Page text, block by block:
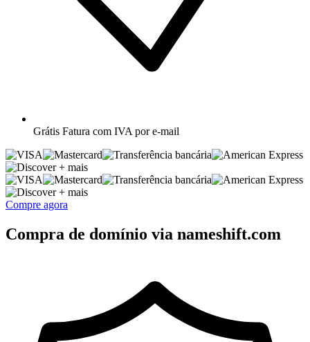
Grátis Fatura com IVA por e-mail
+ mais
+ mais
Compre agora
Compra de domínio via nameshift.com